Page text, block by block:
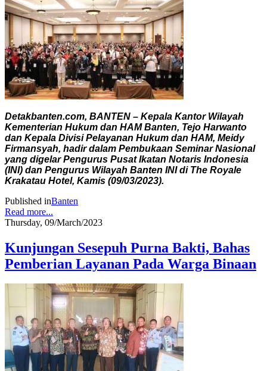
Detakbanten.com, BANTEN – Kepala Kantor Wilayah
Kementerian Hukum dan HAM Banten, Tejo Harwanto
dan Kepala Divisi Pelayanan Hukum dan HAM, Meidy
Firmansyah, hadir dalam Pembukaan Seminar Nasional
yang digelar Pengurus Pusat Ikatan Notaris Indonesia
(INI) dan Pengurus Wilayah Banten INI di The Royale
Krakatau Hotel, Kamis (09/03/2023).
Published inBanten
Read more...
Thursday, 09/March/2023
Kunjungan Sesepuh Purna Bakti, Bahas
Pemberian Layanan Pada Warga Binaan